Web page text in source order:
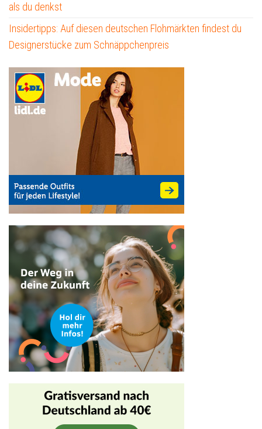
als du denkst
Insidertipps: Auf diesen deutschen Flohmärkten findest du
Designerstücke zum Schnäppchenpreis